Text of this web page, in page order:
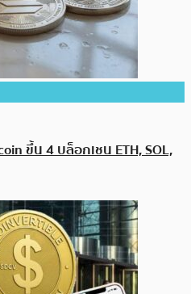
ขึ้น 4 บล็อกเชน ETH, SOL,